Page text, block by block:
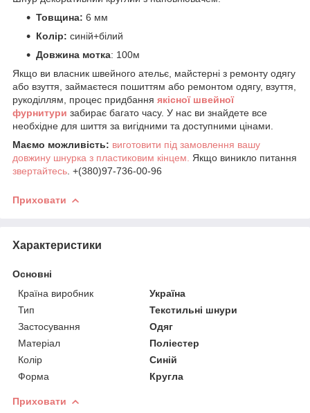
Товщина: 6 мм
Колір: синій+білий
Довжина мотка: 100м
Якщо ви власник швейного ательє, майстерні з ремонту одягу
або взуття, займаєтеся пошиттям або ремонтом одягу, взуття,
рукоділлям, процес придбання якісної швейної
фурнитури забирає багато часу. У нас ви знайдете все
необхідне для шиття за вигідними та доступними цінами.
Маємо можливість: виготовити під замовлення вашу
довжину шнурка з пластиковим кінцем.
Якщо виникло питання
звертайтесь . +(380)97-736-00-96
Приховати
Характеристики
Основні
Країна виробник
Україна
Тип
Текстильні шнури
Застосування
Одяг
Матеріал
Поліестер
Колір
Синій
Форма
Кругла
Приховати